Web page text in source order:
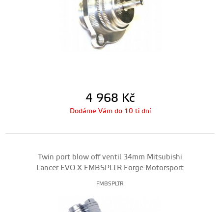
4 968 Kč
Dodáme Vám do 10 ti dní
Twin port blow off ventil 34mm Mitsubishi
Lancer EVO X FMBSPLTR Forge Motorsport
FMBSPLTR